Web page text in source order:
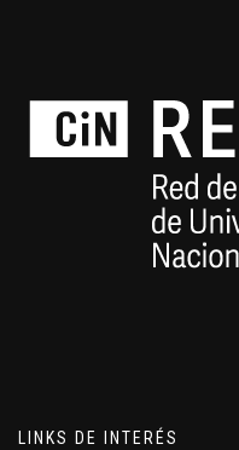
LINKS DE INTERÉS